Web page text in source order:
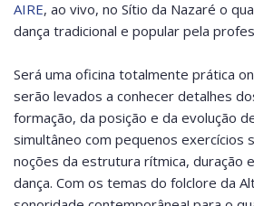
AIRE, ao vivo, no Sítio da Nazaré o
dança tradicional e popular pela
Será uma oficina totalmente prática
serão levados a conhecer detalhes
formação, da posição e da evolução
simultâneo com pequenos exercícios
noções da estrutura rítmica, duração
dança. Com os temas do folclore da